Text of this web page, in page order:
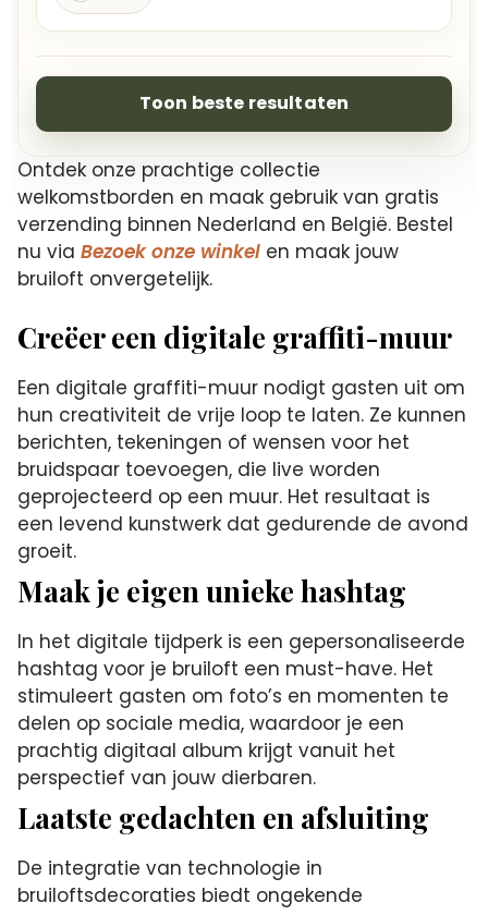
Toon beste resultaten
Ontdek onze prachtige collectie
welkomstborden en maak gebruik van gratis
verzending binnen Nederland en België. Bestel
nu viaBezoek onze winkel en maak jouw
bruiloft onvergetelijk.
Creëer een digitale graffiti-muur
Een digitale graffiti-muur nodigt gasten uit om
hun creativiteit de vrije loop te laten. Ze kunnen
berichten, tekeningen of wensen voor het
bruidspaar toevoegen, die live worden
geprojecteerd op een muur. Het resultaat is
een levend kunstwerk dat gedurende de avond
groeit.
Maak je eigen unieke hashtag
In het digitale tijdperk is een gepersonaliseerde
hashtag voor je bruiloft een must-have. Het
stimuleert gasten om foto’s en momenten te
delen op sociale media, waardoor je een
prachtig digitaal album krijgt vanuit het
perspectief van jouw dierbaren.
Laatste gedachten en afsluiting
De integratie van technologie in
bruiloftsdecoraties biedt ongekende